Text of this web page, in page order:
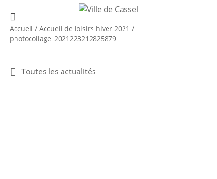
Accueil / Accueil de loisirs hiver 2021 /
photocollage_2021223212825879
Toutes les actualités